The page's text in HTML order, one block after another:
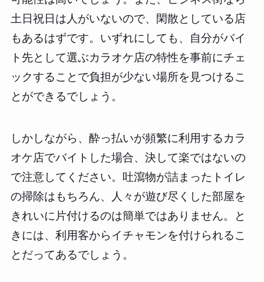
土日祝日は人がいないので、閑散としている店
もあるはずです。いずれにしても、自分がバイ
ト先として選ぶカラオケ店の特性を事前にチェ
ックすることで負担が少ない場所を見つけるこ
とができるでしょう。
しかしながら、酔っ払いが頻繁に利用するカラ
オケ店でバイトした場合、決して楽ではないの
で注意してください。吐瀉物が詰まったトイレ
の掃除はもちろん、人々が遊び尽くした部屋を
きれいに片付けるのは簡単ではありません。と
きには、利用客からイチャモンを付けられるこ
とだってあるでしょう。